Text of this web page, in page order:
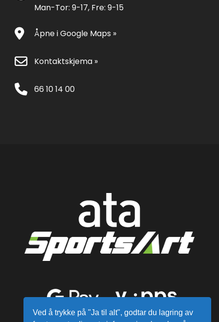
Man-Tor: 9-17, Fre: 9-15
Åpne i Google Maps »
Kontaktskjema »
66 10 14 00
Ved å trykke på "Ja til alt", godtar du lagring av